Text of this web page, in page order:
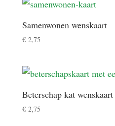
Samenwonen wenskaart
€2,75
Beterschap kat wenskaart
€2,75